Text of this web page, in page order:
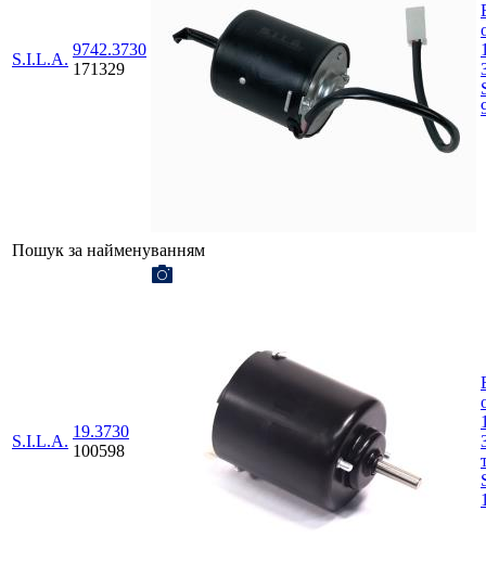
S.I.L.A.
9742.3730
171329
Пошук за найменуванням
S.I.L.A.
19.3730
100598